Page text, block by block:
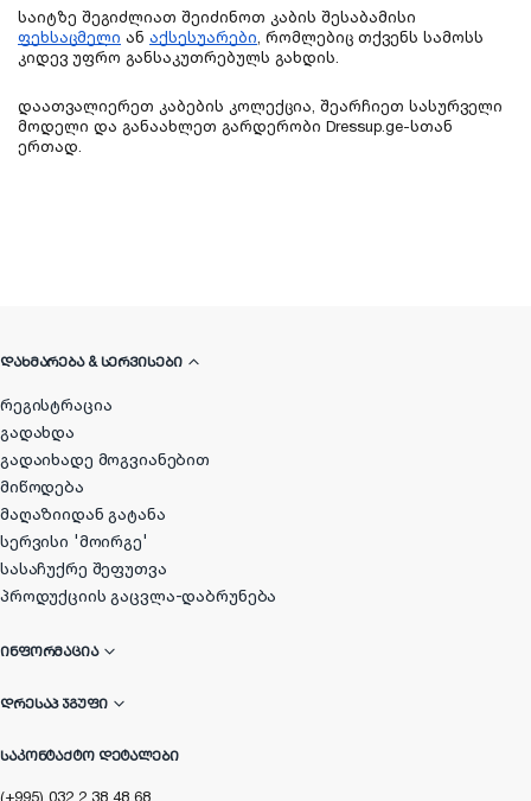
საიტზე შეგიძლიათ შეიძინოთ კაბის შესაბამისი
ფეხსაცმელი ან აქსესუარები, რომლებიც თქვენს სამოსს
კიდევ უფრო განსაკუთრებულს გახდის.
დაათვალიერეთ კაბების კოლექცია, შეარჩიეთ სასურველი
მოდელი და განაახლეთ გარდერობი Dressup.ge-სთან
ერთად.
ᲓᲐᲮᲛᲐᲠᲔᲑᲐ & ᲡᲔᲠᲕᲘᲡᲔᲑᲘ
რეგისტრაცია
გადახდა
გადაიხადე მოგვიანებით
მიწოდება
მაღაზიიდან გატანა
სერვისი 'მოირგე'
სასაჩუქრე შეფუთვა
პროდუქციის გაცვლა-დაბრუნება
ᲘᲜᲤᲝᲠᲛᲐᲪᲘᲐ
ᲓᲠᲔᲡᲐᲞ ᲯᲒᲣᲤᲘ
ᲡᲐᲙᲝᲜᲢᲐᲥᲢᲝ ᲓᲔᲢᲐᲚᲔᲑᲘ